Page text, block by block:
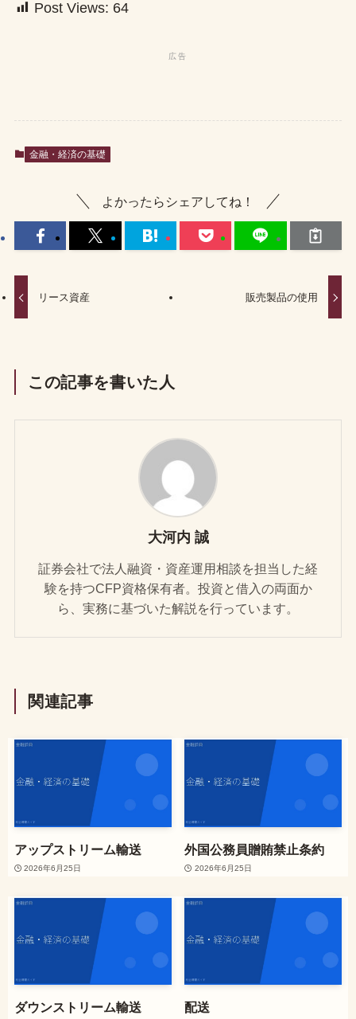
Post Views: 64
金融・経済の基礎
よかったらシェアしてね！
リース資産 販売製品の使用
この記事を書いた人
大河内 誠
証券会社で法人融資・資産運用相談を担当した経
験を持つCFP資格保有者。投資と借入の両面か
ら、実務に基づいた解説を行っています。
関連記事
アップストリーム輸送
2026年6月25日
外国公務員贈賄禁止条約
2026年6月25日
ダウンストリーム輸送 配送